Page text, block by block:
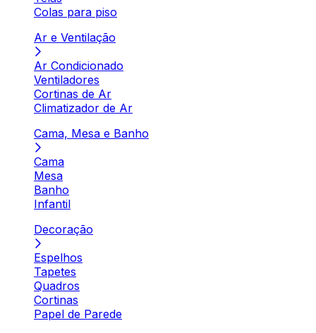
Colas para piso
Ar e Ventilação
Ar Condicionado
Ventiladores
Cortinas de Ar
Climatizador de Ar
Cama, Mesa e Banho
Cama
Mesa
Banho
Infantil
Decoração
Espelhos
Tapetes
Quadros
Cortinas
Papel de Parede